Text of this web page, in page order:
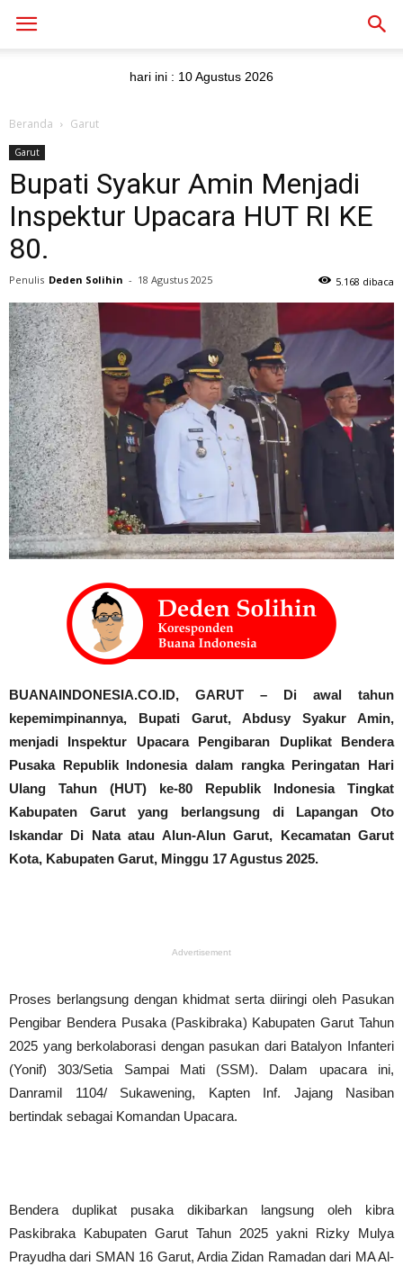
hari ini : 10 Agustus 2026
Beranda Garut
Garut
Bupati Syakur Amin Menjadi
Inspektur Upacara HUT RI KE
80.
Penulis Deden Solihin - 18 Agustus 2025 5.168 dibaca
BUANAINDONESIA.CO.ID, ‎GARUT – Di awal tahun
kepemimpinannya, Bupati Garut, Abdusy Syakur Amin,
menjadi Inspektur Upacara Pengibaran Duplikat Bendera
Pusaka Republik Indonesia dalam rangka Peringatan Hari
Ulang Tahun (HUT) ke-80 Republik Indonesia Tingkat
Kabupaten Garut yang berlangsung di Lapangan Oto
Iskandar Di Nata atau Alun-Alun Garut, Kecamatan Garut
Kota, Kabupaten Garut, Minggu 17 Agustus 2025.
Advertisement
‎Proses berlangsung dengan khidmat serta diiringi oleh Pasukan
Pengibar Bendera Pusaka (Paskibraka) Kabupaten Garut Tahun
2025 yang berkolaborasi dengan pasukan dari Batalyon Infanteri
(Yonif) 303/Setia Sampai Mati (SSM). Dalam upacara ini,
Danramil 1104/ Sukawening, Kapten Inf. Jajang Nasiban
bertindak sebagai Komandan Upacara.
‎Bendera duplikat pusaka dikibarkan langsung oleh kibra
Paskibraka Kabupaten Garut Tahun 2025 yakni Rizky Mulya
Prayudha dari SMAN 16 Garut, Ardia Zidan Ramadan dari MA Al-